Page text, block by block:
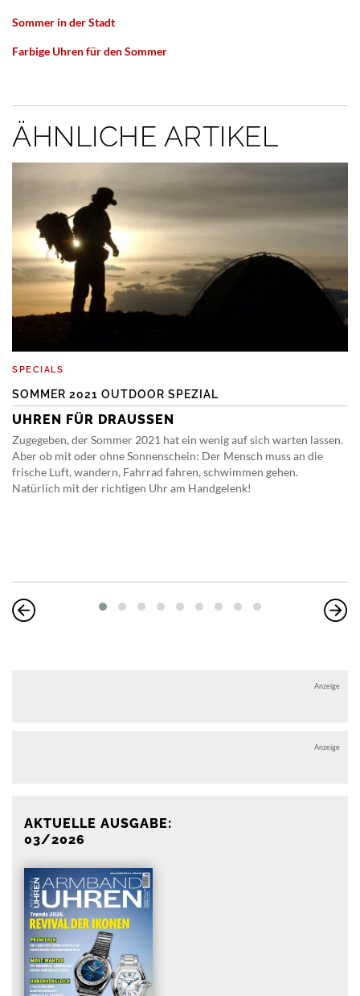
Sommer in der Stadt
Farbige Uhren für den Sommer
ÄHNLICHE ARTIKEL
SPECIALS
SOMMER 2021 OUTDOOR SPEZIAL
UHREN FÜR DRAUSSEN
Zugegeben, der Sommer 2021 hat ein wenig auf sich warten lassen.
Aber ob mit oder ohne Sonnenschein: Der Mensch muss an die
frische Luft, wandern, Fahrrad fahren, schwimmen gehen.
Natürlich mit der richtigen Uhr am Handgelenk!
Anzeige
Anzeige
AKTUELLE AUSGABE:
03/2026